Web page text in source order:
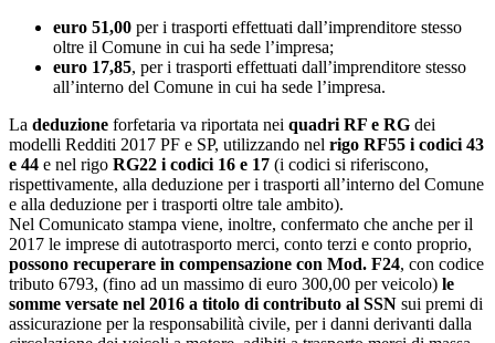
euro 51,00 per i trasporti effettuati dall’imprenditore stesso
oltre il Comune in cui ha sede l’impresa;
euro 17,85, per i trasporti effettuati dall’imprenditore stesso
all’interno del Comune in cui ha sede l’impresa.
La deduzione forfetaria va riportata nei quadri RF e RG dei
modelli Redditi 2017 PF e SP, utilizzando nel rigo RF55 i codici 43
e 44 e nel rigo RG22 i codici 16 e 17 (i codici si riferiscono,
rispettivamente, alla deduzione per i trasporti all’interno del Comune
e alla deduzione per i trasporti oltre tale ambito).
Nel Comunicato stampa viene, inoltre, confermato che anche per il
2017 le imprese di autotrasporto merci, conto terzi e conto proprio,
possono recuperare in compensazione con Mod. F24, con codice
tributo 6793, (fino ad un massimo di euro 300,00 per veicolo) le
somme versate nel 2016 a titolo di contributo al SSN sui premi di
assicurazione per la responsabilità civile, per i danni derivanti dalla